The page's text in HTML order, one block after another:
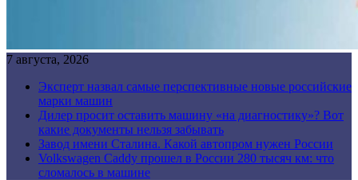
7 августа, 2026
Эксперт назвал самые перспективные новые российские
марки машин
Дилер просит оставить машину «на диагностику»? Вот
какие документы нельзя забывать
Завод имени Сталина. Какой автопром нужен России
Volkswagen Caddy прошел в России 280 тысяч км: что
сломалось в машине